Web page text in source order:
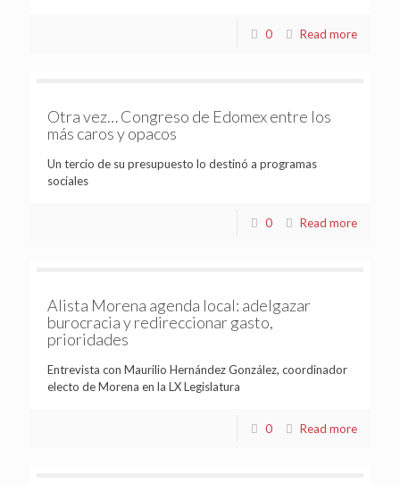
0 Read more
Otra vez… Congreso de Edomex entre los
más caros y opacos
Un tercio de su presupuesto lo destinó a programas
sociales
0 Read more
Alista Morena agenda local: adelgazar
burocracia y redireccionar gasto,
prioridades
Entrevista con Maurilio Hernández González, coordinador
electo de Morena en la LX Legislatura
0 Read more